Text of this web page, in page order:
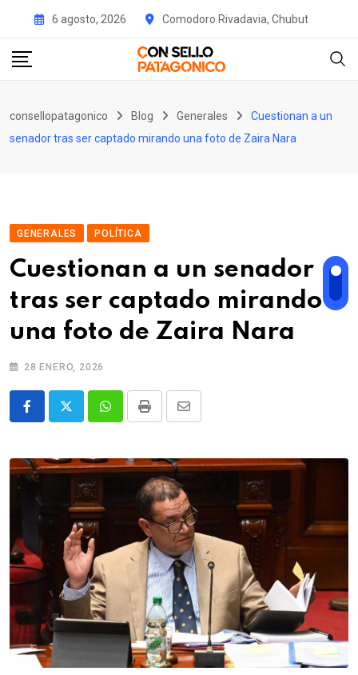
content
6 agosto, 2026 Comodoro Rivadavia, Chubut
consellopatagonico Blog Generales
Cuestionan a un
senador tras ser captado mirando una foto de Zaira Nara
GENERALES POLÍTICA
Cuestionan a un senador
tras ser captado mirando
una foto de Zaira Nara
28 ENERO, 2026
WhatsappPrint
Share
Email